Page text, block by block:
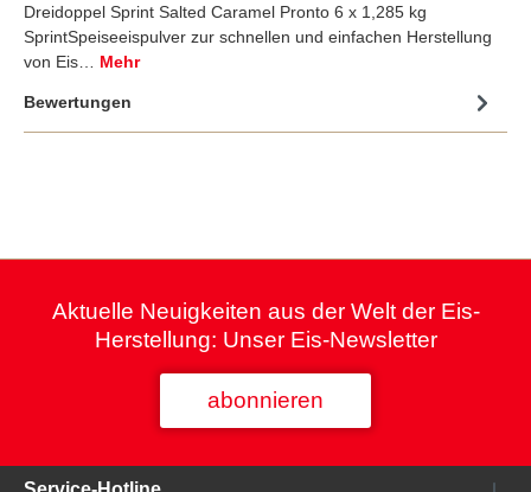
Dreidoppel Sprint Salted Caramel Pronto 6 x 1,285 kg
SprintSpeiseeispulver zur schnellen und einfachen Herstellung
von Eis… Mehr
Bewertungen
Aktuelle Neuigkeiten aus der Welt der Eis-
Herstellung: Unser Eis-Newsletter
abonnieren